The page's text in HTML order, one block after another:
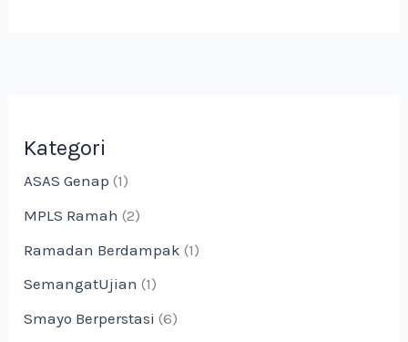
Kategori
ASAS Genap (1)
MPLS Ramah (2)
Ramadan Berdampak (1)
SemangatUjian (1)
Smayo Berperstasi (6)